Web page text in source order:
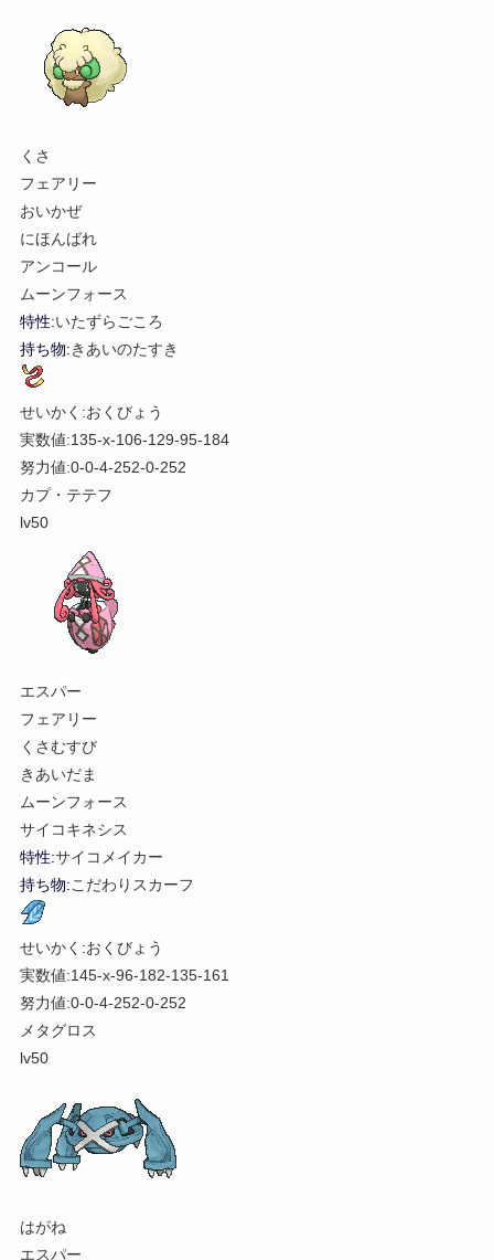
くさ
フェアリー
おいかぜ
にほんばれ
アンコール
ムーンフォース
特性:いたずらごころ
持ち物:きあいのたすき
せいかく:おくびょう
実数値:135-x-106-129-95-184
努力値:0-0-4-252-0-252
カプ・テテフ
lv50
エスパー
フェアリー
くさむすび
きあいだま
ムーンフォース
サイコキネシス
特性:サイコメイカー
持ち物:こだわりスカーフ
せいかく:おくびょう
実数値:145-x-96-182-135-161
努力値:0-0-4-252-0-252
メタグロス
lv50
はがね
エスパー